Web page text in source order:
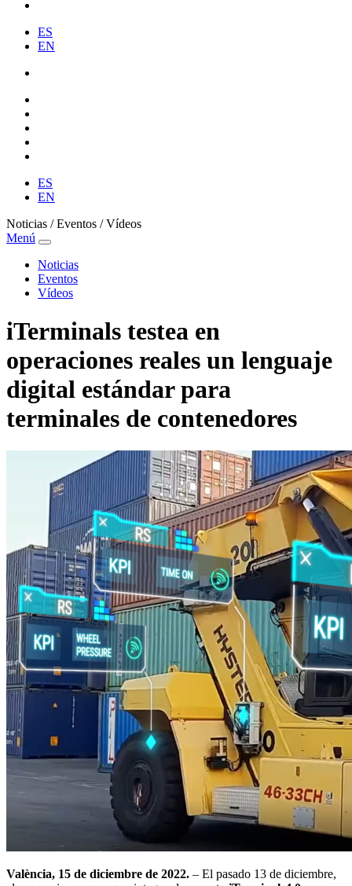
ES
EN
ES
EN
Noticias / Eventos / Vídeos
Menú
Noticias
Eventos
Vídeos
iTerminals testea en
operaciones reales un lenguaje
digital estándar para
terminales de contenedores
València, 15 de diciembre de 2022. – El pasado 13 de diciembre,